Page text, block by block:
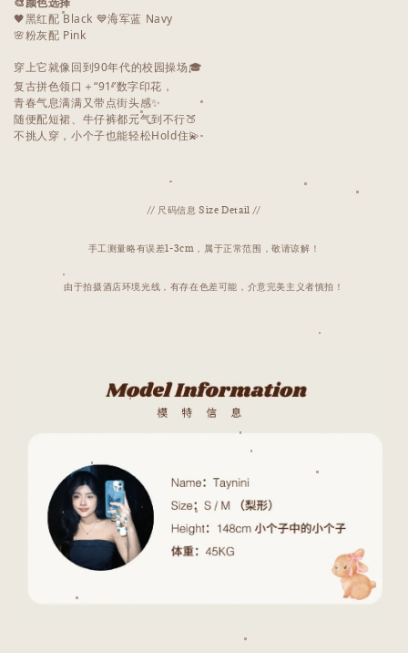
🖤黑红配 Black 💙海军蓝 Navy
🌸粉灰配 Pink
穿上它就像回到90年代的校园操场🎓
复古拼色领口＋“91”数字印花，
青春气息满满又带点街头感✨
随便配短裙、牛仔裤都元气到不行🍑
不挑人穿，小个子也能轻松Hold住💫
// 尺码信息 Size Detail //
手工测量略有误差1-3cm，属于正常范围，敬请谅解！
由于拍摄酒店环境光线，有存在色差可能，介意完美主义者慎拍！